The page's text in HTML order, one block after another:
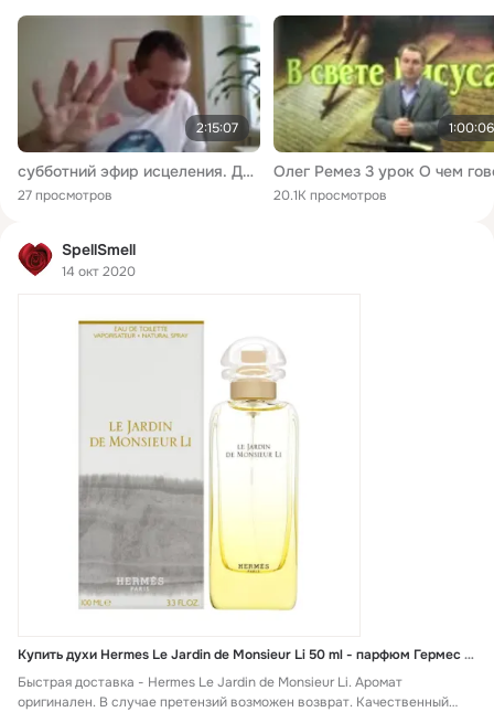
2:15:07
субботний эфир исцеления. Дух Господа во мне 12.03.2022.
27 просмотров
1:00:06
20.1K просмотров
SpellSmell
14 окт 2020
Купить духи Hermes Le Jardin de Monsieur Li 50 ml - парфюм Гермес Ле Жардин Де Месье Ли
Быстрая доставка - Hermes Le Jardin de Monsieur Li. Аромат
оригинален. В случае претензий возможен возврат. Качественный